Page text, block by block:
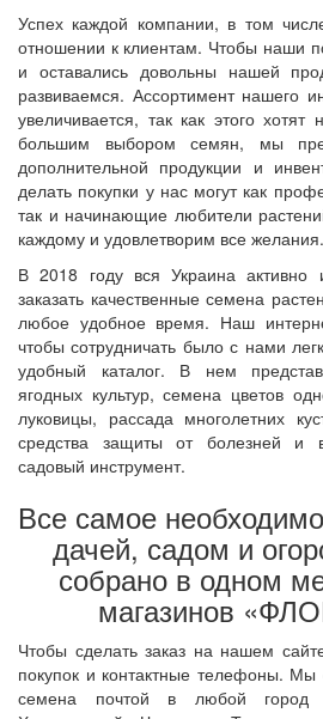
Успех каждой компании, в том
отношении к клиентам. Чтобы наши
и оставались довольны нашей
развиваемся. Ассортимент нашего
увеличивается, так как этого
большим выбором семян, мы
дополнительной продукции и
делать покупки у нас могут как
так и начинающие любители
каждому и удовлетворим все желания.
В 2018 году вся Украина активно
заказать качественные семена
любое удобное время. Наш
чтобы сотрудничать было с нами
удобный каталог. В нем
ягодных культур, семена цветов
луковицы, рассада многолетних
средства защиты от болезней и
садовый инструмент.
Все самое
дачей, садом и
собрано в одном
магазинов
Чтобы сделать заказ на нашем
покупок и контактные телефоны. Мы
семена почтой в любой город